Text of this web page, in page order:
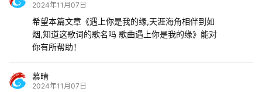
2024年11月07日
希望本篇文章《遇上你是我的缘,天涯海角相伴到如
烟,知道这歌词的歌名吗 歌曲遇上你是我的缘》能对
你有所帮助！
慕晴
2024年11月07日